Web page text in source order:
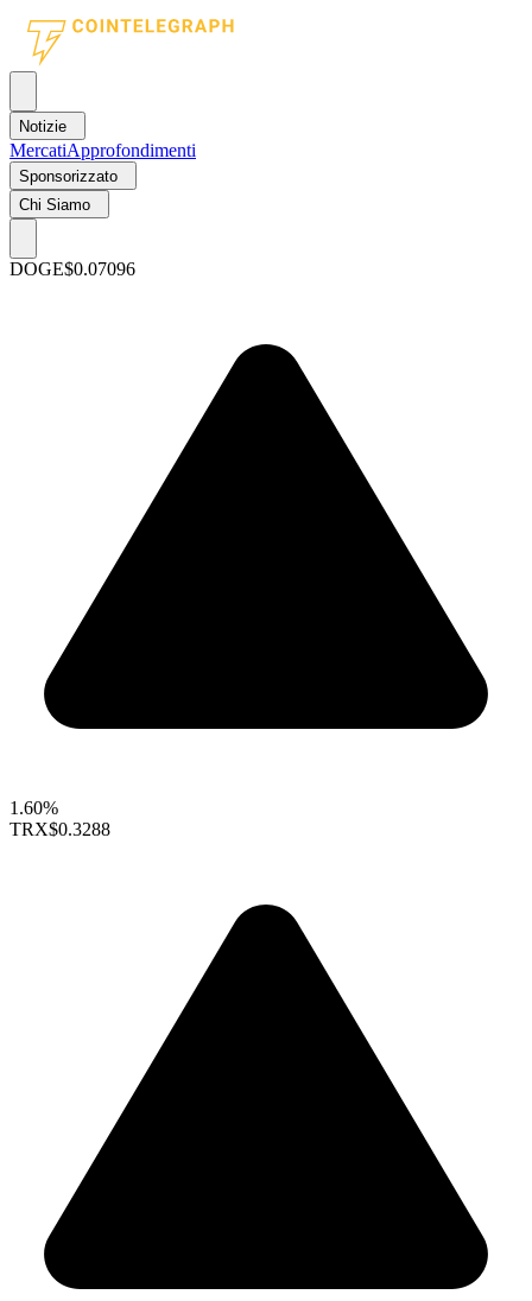
Notizie
MercatiApprofondimenti
Sponsorizzato
Chi Siamo
DOGE$0.07096
1.60%
TRX$0.3288